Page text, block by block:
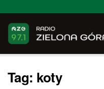
Tag: koty